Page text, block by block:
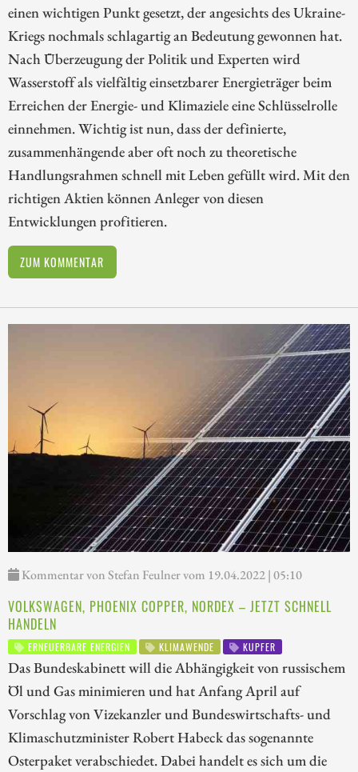
einen wichtigen Punkt gesetzt, der angesichts des Ukraine-
Kriegs nochmals schlagartig an Bedeutung gewonnen hat.
Nach Überzeugung der Politik und Experten wird
Wasserstoff als vielfältig einsetzbarer Energieträger beim
Erreichen der Energie- und Klimaziele eine Schlüsselrolle
einnehmen. Wichtig ist nun, dass der definierte,
zusammenhängende aber oft noch zu theoretische
Handlungsrahmen schnell mit Leben gefüllt wird. Mit den
richtigen Aktien können Anleger von diesen
Entwicklungen profitieren.
ZUM KOMMENTAR
Kommentar von Stefan Feulner vom 19.04.2022 | 05:10
VOLKSWAGEN, PHOENIX COPPER, NORDEX – JETZT SCHNELL
HANDELN
ERNEUERBARE ENERGIEN KLIMAWENDE KUPFER
Das Bundeskabinett will die Abhängigkeit von russischem
Öl und Gas minimieren und hat Anfang April auf
Vorschlag von Vizekanzler und Bundeswirtschafts- und
Klimaschutzminister Robert Habeck das sogenannte
Osterpaket verabschiedet. Dabei handelt es sich um die